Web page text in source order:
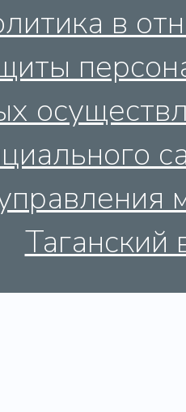
в
Таганский